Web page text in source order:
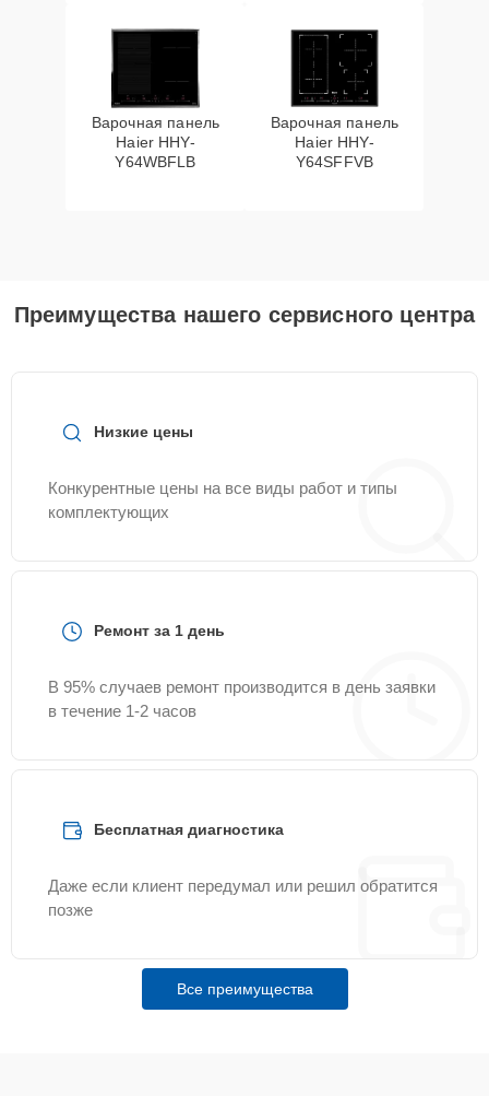
Варочная панель
Haier HHY-
Y64WBFLB
Варочная панель
Haier HHY-
Y64SFFVB
Преимущества нашего сервисного центра
Низкие цены
Конкурентные цены на все виды работ и типы
комплектующих
Ремонт за 1 день
В 95% случаев ремонт производится в день заявки
в течение 1-2 часов
Бесплатная диагностика
Даже если клиент передумал или решил обратится
позже
Все преимущества